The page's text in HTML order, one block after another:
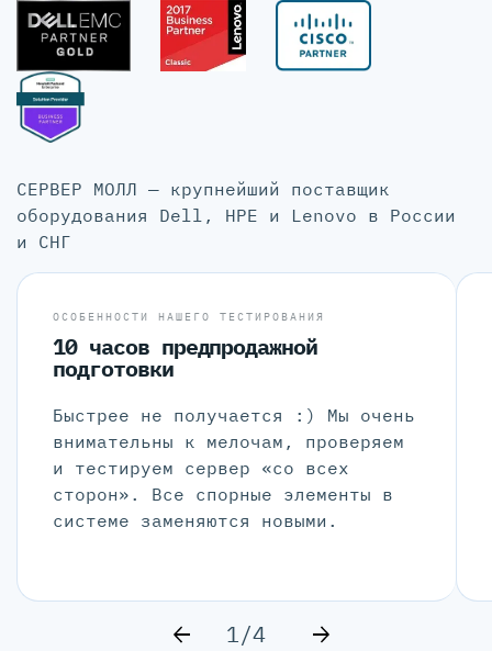
СЕРВЕР МОЛЛ — крупнейший поставщик
оборудования Dell, HPE и Lenovo в России
и СНГ
ОСОБЕННОСТИ НАШЕГО ТЕСТИРОВАНИЯ
10 часов предпродажной
подготовки
Быстрее не получается :) Мы очень
внимательны к мелочам, проверяем
и тестируем сервер «со всех
сторон». Все спорные элементы в
системе заменяются новыми.
1/4